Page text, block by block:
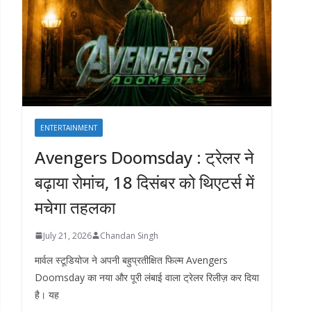
ENTERTAINMENT
Avengers Doomsday : ट्रेलर ने
बढ़ाया रोमांच, 18 दिसंबर को थिएटर्स में
मचेगा तहलका
July 21, 2026 Chandan Singh
मार्वल स्टूडियोज ने अपनी बहुप्रतीक्षित फिल्म Avengers
Doomsday का नया और पूरी लंबाई वाला ट्रेलर रिलीज़ कर दिया
है। यह